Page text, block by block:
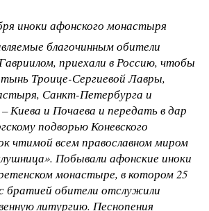
иноки афонского монастыря
благочинным обители
приехали в Россию, чтобы
Троице-Сергиевой Лавры,
Санкт-Петербурга и
Киева и Почаева и передать в дар
подворью Коневского
чтимой всем православном миром
Побывали афонские иноки
монастыре, в котором 25
братией обители отслужили
литургию. Песнопения